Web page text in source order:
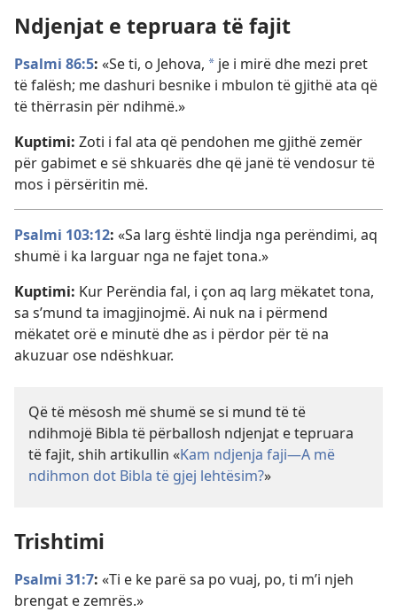
Ndjenjat e tepruara të fajit
Psalmi 86:5: «Se ti, o Jehova, a je i mirë dhe mezi pret
të falësh; me dashuri besnike i mbulon të gjithë ata që
të thërrasin për ndihmë.»
Kuptimi: Zoti i fal ata që pendohen me gjithë zemër
për gabimet e së shkuarës dhe që janë të vendosur të
mos i përsëritin më.
Psalmi 103:12: «Sa larg është lindja nga perëndimi, aq
shumë i ka larguar nga ne fajet tona.»
Kuptimi: Kur Perëndia fal, i çon aq larg mëkatet tona,
sa s’mund ta imagjinojmë. Ai nuk na i përmend
mëkatet orë e minutë dhe as i përdor për të na
akuzuar ose ndëshkuar.
Që të mësosh më shumë se si mund të të
ndihmojë Bibla të përballosh ndjenjat e tepruara
të fajit, shih artikullin «Kam ndjenja faji—A më
ndihmon dot Bibla të gjej lehtësim?»
Trishtimi
Psalmi 31:7: «Ti e ke parë sa po vuaj, po, ti m’i njeh
brengat e zemrës.»